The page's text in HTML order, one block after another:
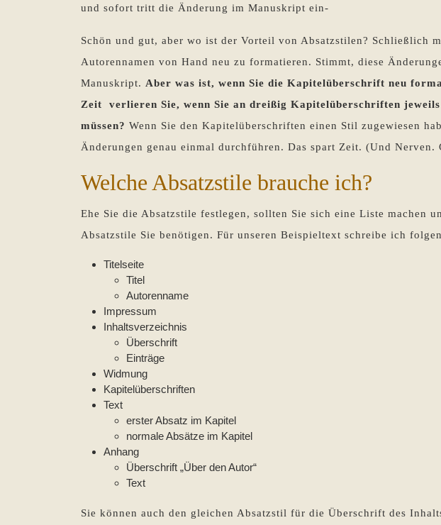
und sofort tritt die Änderung im Manuskript ein-
Schön und gut, aber wo ist der Vorteil von Absatzstilen? Schließlich
Autorennamen von Hand neu zu formatieren. Stimmt, diese
Manuskript. Aber was ist, wenn Sie die Kapitelüberschrift neu
Zeit verlieren Sie, wenn Sie an dreißig Kapitelüberschriften
müssen? Wenn Sie den Kapitelüberschriften einen Stil zugewiesen
Änderungen genau einmal durchführen. Das spart Zeit. (Und Nerven.
Welche Absatzstile brauche ich?
Ehe Sie die Absatzstile festlegen, sollten Sie sich eine Liste machen
Absatzstile Sie benötigen. Für unseren Beispieltext schreibe ich
Titelseite
Titel
Autorenname
Impressum
Inhaltsverzeichnis
Überschrift
Einträge
Widmung
Kapitelüberschriften
Text
erster Absatz im Kapitel
normale Absätze im Kapitel
Anhang
Überschrift „Über den Autor“
Text
Sie können auch den gleichen Absatzstil für die Überschrift des